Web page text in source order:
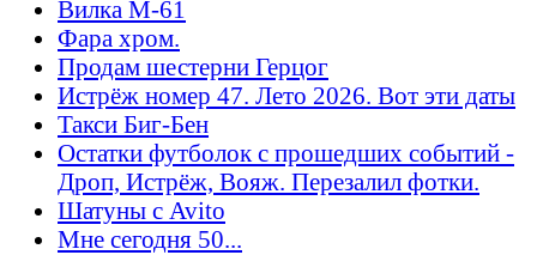
Вилка М-61
Фара хром.
Продам шестерни Герцог
Истрёж номер 47. Лето 2026. Вот эти даты
Такси Биг-Бен
Остатки футболок с прошедших событий -
Дроп, Истрёж, Вояж. Перезалил фотки.
Шатуны с Avito
Мне сегодня 50...